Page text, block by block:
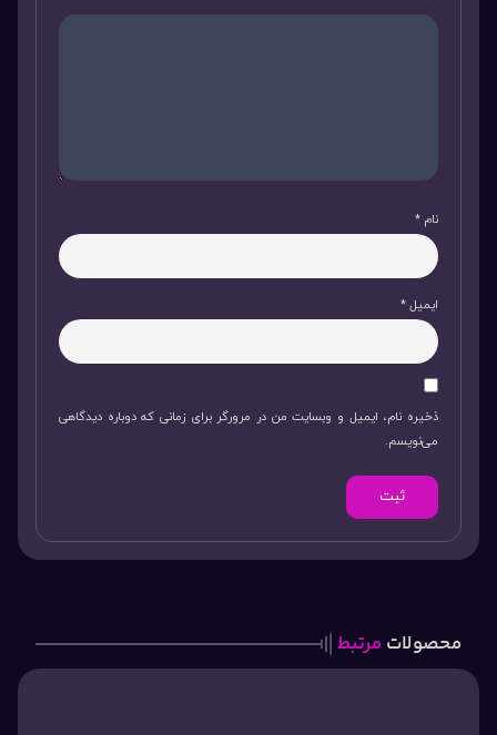
نام *
ایمیل*
ذخیره نام، ایمیل و وبسایت من در مرورگر برای زمانی که دوباره دیدگاهی
می‌نویسم.
محصولات مرتبط